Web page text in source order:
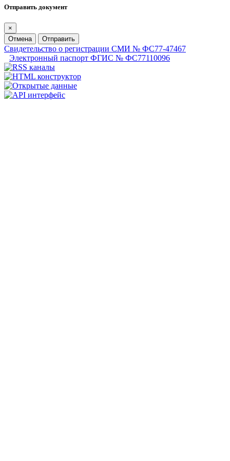
Отправить документ
×
Отмена
Отправить
Свидетельство о регистрации СМИ № ФС77-47467
Электронный паспорт ФГИС № ФС77110096